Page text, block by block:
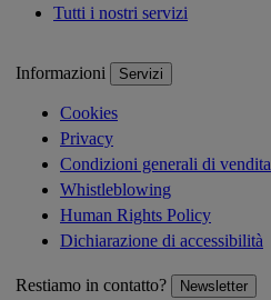
Tutti i nostri servizi
Informazioni Servizi
Cookies
Privacy
Condizioni generali di vendita
Whistleblowing
Human Rights Policy
Dichiarazione di accessibilità
Restiamo in contatto? Newsletter